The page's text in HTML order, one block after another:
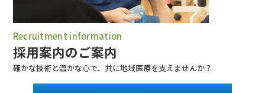
Recruitment information
採用案内のご案内
確かな技術と温かな心で、共に地域医療を支えませんか？